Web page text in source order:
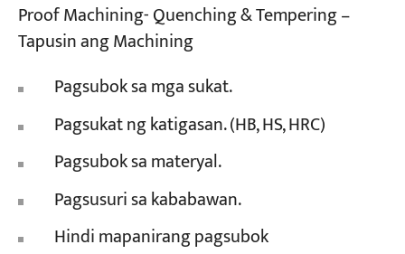
Proof Machining- Quenching & Tempering –
Tapusin ang Machining
Pagsubok sa mga sukat.
Pagsukat ng katigasan. (HB, HS, HRC)
Pagsubok sa materyal.
Pagsusuri sa kababawan.
Hindi mapanirang pagsubok